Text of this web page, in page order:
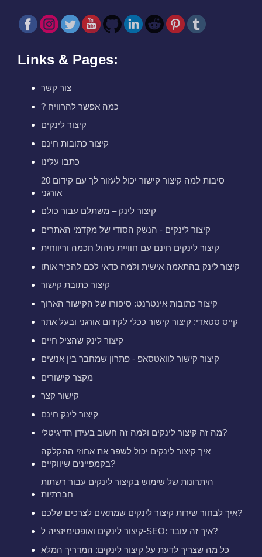
Links & Pages:
צור קשר
? כמה אפשר להרוויח
קיצור לינקים
קיצור כתובות חינם
כתבו עלינו
20 סיבות למה קיצור קישור יכול לעזור לך עם קידום
אורגני
קיצור לינק – משתלם עבור כולם
קיצור לינקים - הנשק הסודי של מקדמי האתרים
קיצור לינקים חינם עם חוויית ניהול חכמה וריווחית
קיצור לינק בהתאמה אישית ולמה כדאי לכם להכיר אותו
קיצור כתובת קישור
קיצור כתובות אינטרנט: סיפורו של הקישור הארוך
קייס סטאדי: קיצור קישור ככלי לקידום אורגני ובעל אתר
קיצור לינק שהציל חיים
קיצור קישור לוואטסאפ - פתרון שמחבר בין אנשים
מקצר קישורים
קישור קצר
קיצור לינק חינם
מה זה קיצור לינקים ולמה זה חשוב בעידן הדיגיטלי?
איך קיצור לינקים יכול לשפר את אחוזי ההקלקה
בקמפיינים שיווקיים?
היתרונות של שימוש בקיצור לינקים עבור רשתות
חברתיות
איך לבחור שירות קיצור לינקים שמתאים לצרכים שלכם?
קיצור לינקים ואופטימיזציה ל-SEO: איך זה עובד?
כל מה שצריך לדעת על קיצור לינקים: המדריך המלא